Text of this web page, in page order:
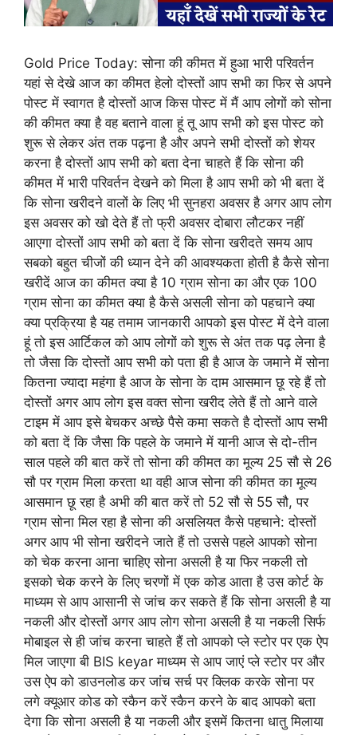
Gold Price Today: सोना की कीमत में हुआ भारी परिवर्तन
यहां से देखे आज का कीमत हेलो दोस्तों आप सभी का फिर से अपने
पोस्ट में स्वागत है दोस्तों आज किस पोस्ट में मैं आप लोगों को सोना
की कीमत क्या है वह बताने वाला हूं तू आप सभी को इस पोस्ट को
शुरू से लेकर अंत तक पढ़ना है और अपने सभी दोस्तों को शेयर
करना है दोस्तों आप सभी को बता देना चाहते हैं कि सोना की
कीमत में भारी परिवर्तन देखने को मिला है आप सभी को भी बता दें
कि सोना खरीदने वालों के लिए भी सुनहरा अवसर है अगर आप लोग
इस अवसर को खो देते हैं तो फ्री अवसर दोबारा लौटकर नहीं
आएगा दोस्तों आप सभी को बता दें कि सोना खरीदते समय आप
सबको बहुत चीजों की ध्यान देने की आवश्यकता होती है कैसे सोना
खरीदें आज का कीमत क्या है 10 ग्राम सोना का और एक 100
ग्राम सोना का कीमत क्या है कैसे असली सोना को पहचाने क्या
क्या प्रक्रिया है यह तमाम जानकारी आपको इस पोस्ट में देने वाला
हूं तो इस आर्टिकल को आप लोगों को शुरू से अंत तक पढ़ लेना है
तो जैसा कि दोस्तों आप सभी को पता ही है आज के जमाने में सोना
कितना ज्यादा महंगा है आज के सोना के दाम आसमान छू रहे हैं तो
दोस्तों अगर आप लोग इस वक्त सोना खरीद लेते हैं तो आने वाले
टाइम में आप इसे बेचकर अच्छे पैसे कमा सकते है दोस्तों आप सभी
को बता दें कि जैसा कि पहले के जमाने में यानी आज से दो-तीन
साल पहले की बात करें तो सोना की कीमत का मूल्य 25 सौ से 26
सौ पर ग्राम मिला करता था वही आज सोना की कीमत का मूल्य
आसमान छू रहा है अभी की बात करें तो 52 सौ से 55 सौ, पर
ग्राम सोना मिल रहा है सोना की असलियत कैसे पहचाने: दोस्तों
अगर आप भी सोना खरीदने जाते हैं तो उससे पहले आपको सोना
को चेक करना आना चाहिए सोना असली है या फिर नकली तो
इसको चेक करने के लिए चरणों में एक कोड आता है उस कोर्ट के
माध्यम से आप आसानी से जांच कर सकते हैं कि सोना असली है या
नकली और दोस्तों अगर आप लोग सोना असली है या नकली सिर्फ
मोबाइल से ही जांच करना चाहते हैं तो आपको प्ले स्टोर पर एक ऐप
मिल जाएगा बी BIS keyar माध्यम से आप जाएं प्ले स्टोर पर और
उस ऐप को डाउनलोड कर जांच सर्च पर क्लिक करके सोना पर
लगे क्यूआर कोड को स्कैन करें स्कैन करने के बाद आपको बता
देगा कि सोना असली है या नकली और इसमें कितना धातु मिलाया